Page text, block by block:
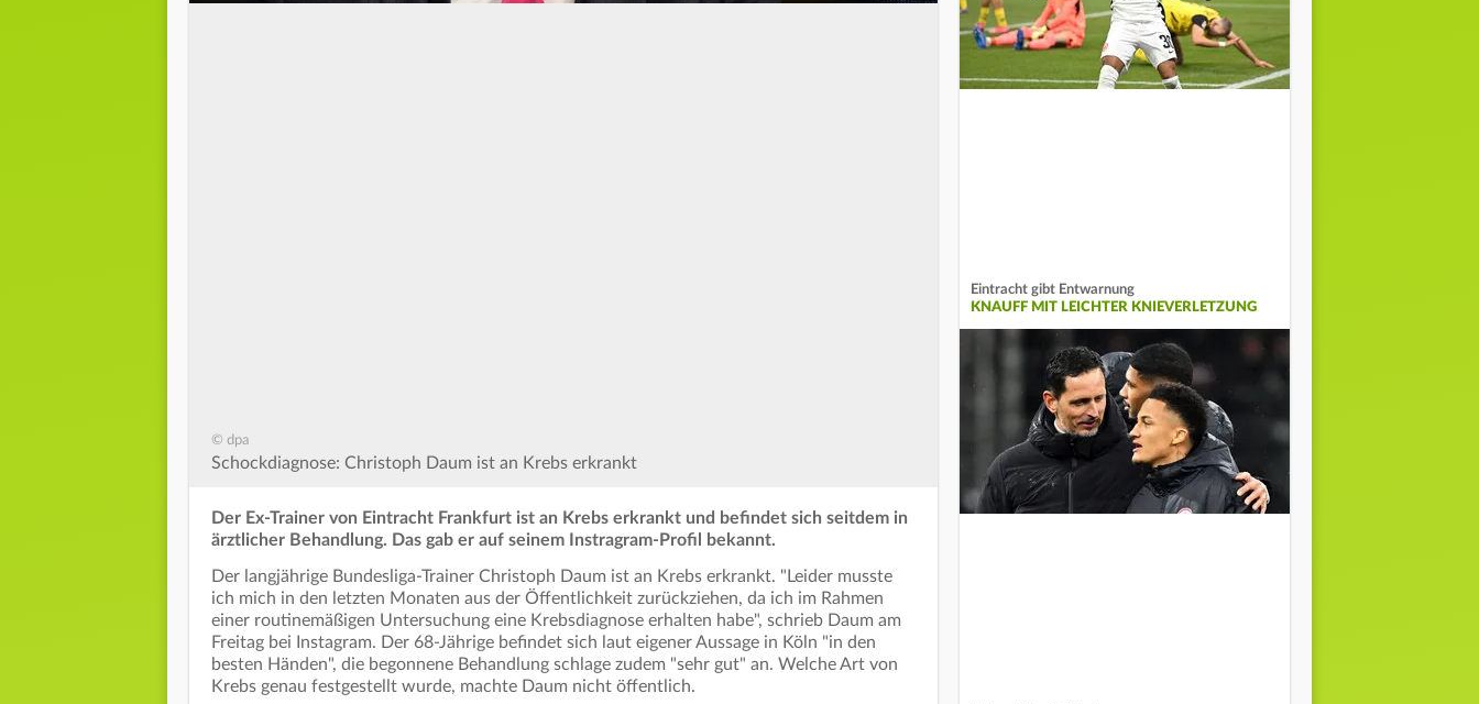
© dpa
Schockdiagnose: Christoph Daum ist an Krebs erkrankt
Der Ex-Trainer von Eintracht Frankfurt ist an Krebs erkrankt und befindet sich seitdem in
ärztlicher Behandlung. Das gab er auf seinem Instragram-Profil bekannt.
Der langjährige Bundesliga-Trainer Christoph Daum ist an Krebs erkrankt. "Leider musste
ich mich in den letzten Monaten aus der Öffentlichkeit zurückziehen, da ich im Rahmen
einer routinemäßigen Untersuchung eine Krebsdiagnose erhalten habe", schrieb Daum am
Freitag bei Instagram. Der 68-Jährige befindet sich laut eigener Aussage in Köln "in den
besten Händen", die begonnene Behandlung schlage zudem "sehr gut" an. Welche Art von
Krebs genau festgestellt wurde, machte Daum nicht öffentlich.
Eintracht gibt Entwarnung
KNAUFF MIT LEICHTER KNIEVERLETZUNG